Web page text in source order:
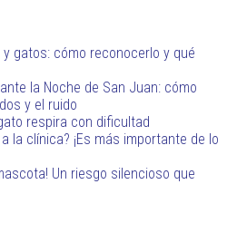
gatos: cómo reconocerlo y qué
la Noche de San Juan: cómo
y el ruido
respira con dificultad
la clínica? ¡Es más importante de lo
Un riesgo silencioso que